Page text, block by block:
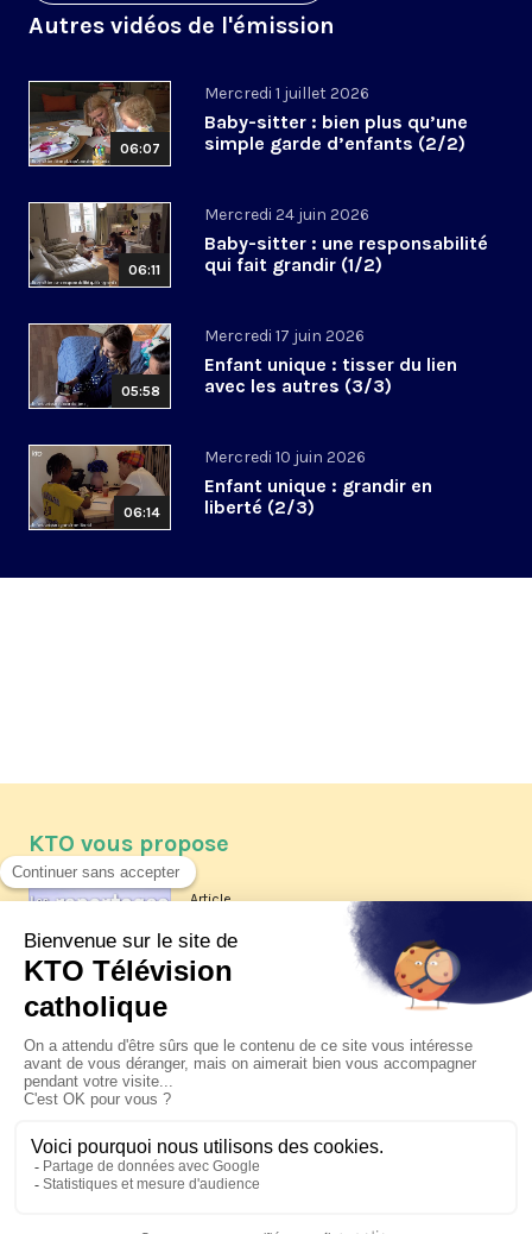
Autres vidéos de l'émission
06:07
Mercredi 1 juillet 2026
Baby-sitter : bien plus qu’une
simple garde d’enfants (2/2)
06:11
Mercredi 24 juin 2026
Baby-sitter : une responsabilité
qui fait grandir (1/2)
05:58
Mercredi 17 juin 2026
Enfant unique : tisser du lien
avec les autres (3/3)
06:14
Mercredi 10 juin 2026
Enfant unique : grandir en
liberté (2/3)
KTO vous propose
Article
Les reportages d'été 2026 de KTO
La visite pastorale du pape Léon
XIV à Assise à suivre sur KTO le
jeudi 6 août
Le pape en Uruguay, Argentine et
Pérou du 6 au 17 novembre 2026